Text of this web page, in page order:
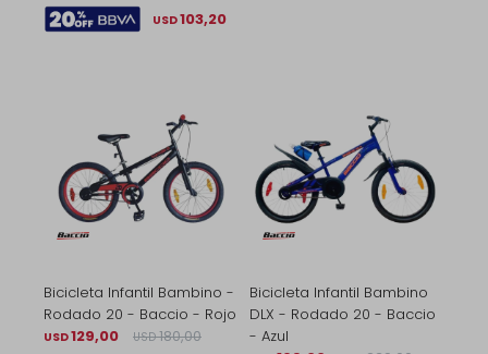
USD103,20
Bicicleta Infantil Bambino -
Rodado 20 - Baccio - Rojo
USD129,00 USD 180,00
Bicicleta Infantil Bambino
DLX - Rodado 20 - Baccio
- Azul